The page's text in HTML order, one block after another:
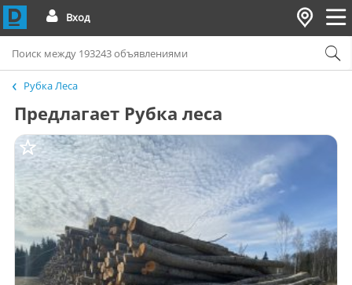
Вход
Рубка Леса
Предлагает Рубка леса